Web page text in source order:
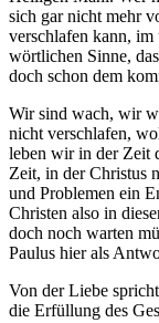
sich gar nicht mehr
verschlafen kann, im
wörtlichen Sinne,
doch schon dem
Wir sind wach, wir
nicht verschlafen,
leben wir in der Zeit
Zeit, in der Christus
und Problemen ein
Christen also in
doch noch warten
Paulus hier als
Von der Liebe
die Erfüllung des